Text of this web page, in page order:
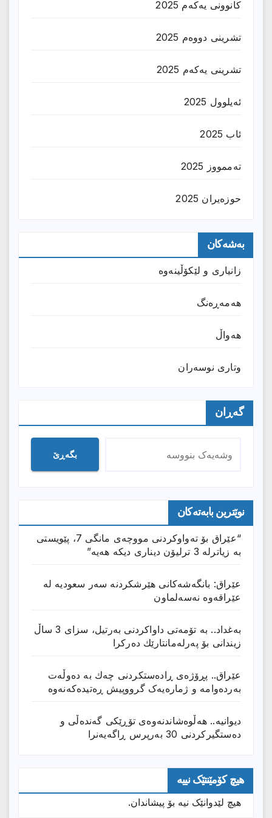
کانوونی یەکەم 2025
تشرینی دووەم 2025
تشرینی یەکەم 2025
ئەیلوول 2025
ئاب 2025
تەممووز 2025
حوزه‌یران 2025
بەشەکان
زانیارى و لێکۆڵینەوە
هەمەڕەنگ
هەواڵ
وتارى نوسەران
گەڕان
بگەڕێ
نوێترین بابەتەکان
“عێراق بۆ تەواوکردنی مووچەی مانگى 7، پێویستی
بە زیاترلە 3 ترلیۆن دیناری دیکە هەیە”
عێراق: بانگەشەكانی هێرشكردنە سەر سعودیە لە
عێراقەوە نەسەلماون
بەغداد.. بە تۆمەتی داواكردنی بەرتیل، سزای 3 ساڵ
زیندانی بۆ پەرلەمانتارێك دەركرا
عێراق.. پڕۆژەی ڕادەستكردنی چەك بە دەوڵەت
بەردەوامە و ژمارەیەک گرووپیش ڕەتیدەکەنەوە
دیوانیە.. هەڵوەشاندنەوەی تۆڕێكی گەندەڵی و
دەستگیركردنی 30 بەرپرس ڕاگەیەنرا
هیچ کۆمێنتێک نییە
هیچ لێدوانێک نیە بۆ پیشاندان.